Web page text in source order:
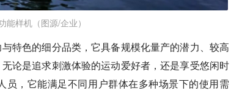
能样机（图源/企业）
特色的细分品类，它具备规模化量产的潜力、较高
论是追求刺激体验的运动爱好者，还是享受悠闲时
，它能满足不同用户群体在多种场景下的使用需